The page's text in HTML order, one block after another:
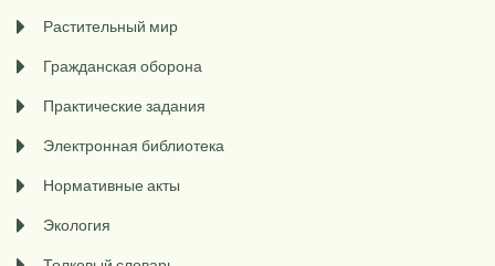
Растительный мир
Гражданская оборона
Практические задания
Электронная библиотека
Нормативные акты
Экология